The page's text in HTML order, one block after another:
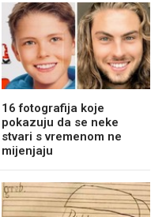
16 fotografija koje
pokazuju da se neke
stvari s vremenom ne
mijenjaju